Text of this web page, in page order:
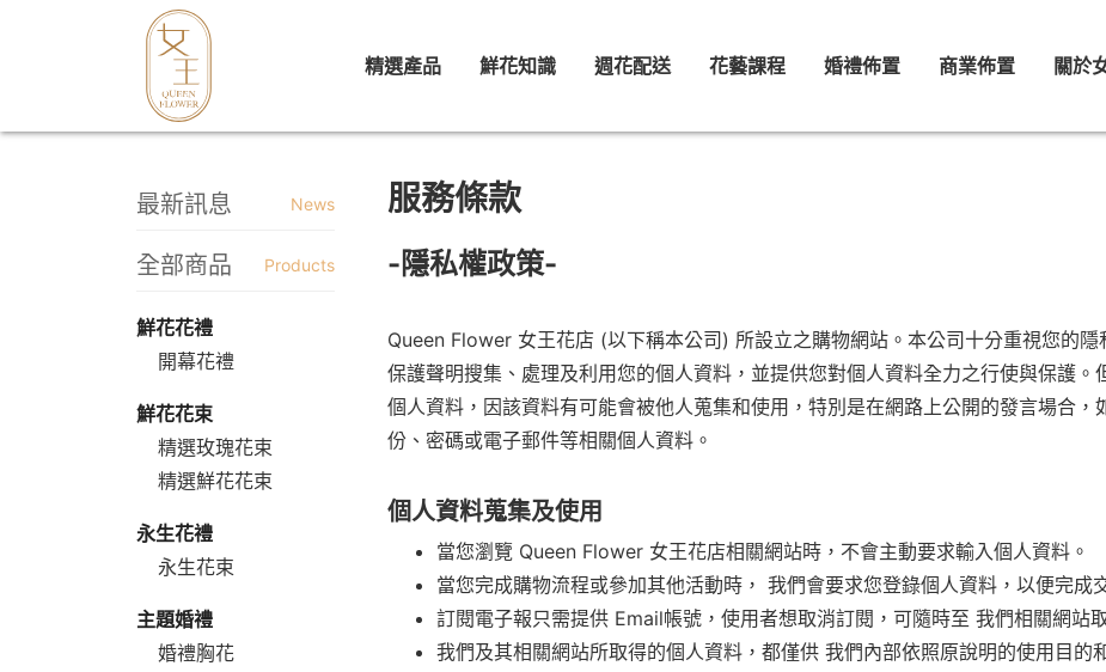
精選產品 鮮花知識 週花配送 花藝課程 婚禮佈置 商業佈置 關於
最新訊息 News
全部商品 Products
鮮花花禮
開幕花禮
鮮花花束
精選玫瑰花束
精選鮮花花束
永生花禮
永生花束
主題婚禮
婚禮胸花
服務條款
-隱私權政策-
Queen Flower 女王花店 (以下稱本公司) 所設立之購物網站。本公司十分重視您的
保護聲明搜集、處理及利用您的個人資料，並提供您對個人資料全力之行使與保護
個人資料，因該資料有可能會被他人蒐集和使用，特別是在網路上公開的發言場合
份、密碼或電子郵件等相關個人資料。
個人資料蒐集及使用
當您瀏覽 Queen Flower 女王花店相關網站時，不會主動要求輸入個人資料。
當您完成購物流程或參加其他活動時， 我們會要求您登錄個人資料，以便完成
訂閱電子報只需提供 Email帳號，使用者想取消訂閱，可隨時至 我們相關網站
我們及其相關網站所取得的個人資料，都僅供 我們內部依照原說明的使用目的